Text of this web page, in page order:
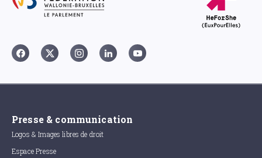
Presse & communication
Logos & Images libres de droit
Espace Presse